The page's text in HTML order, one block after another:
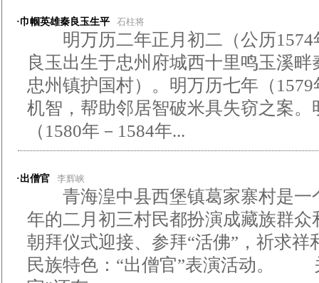
·巾帼英雄秦良玉生平 石柱将
明万历二年正月初二（公历1574
良玉出生于忠州府城西十里鸣玉溪
忠州镇护国村）。明万历七年（
机智，帮助邻居智破米具失窃之案
（1580年－1584年...
·出僧官 李辉峡
青海湟中县西堡镇葛家寨村是一
年的二月初三村民都扮演成藏族群
朝拜仪式迎接、参拜“活佛”，祈求祥
民族特色：“出僧官”表演活动。